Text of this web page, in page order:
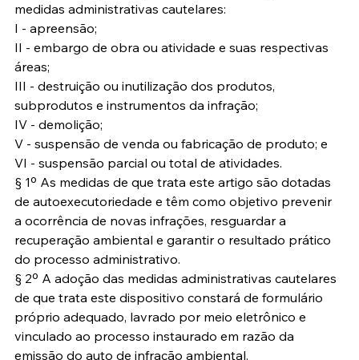
medidas administrativas cautelares:
I - apreensão;
II - embargo de obra ou atividade e suas respectivas
áreas;
III - destruição ou inutilização dos produtos,
subprodutos e instrumentos da infração;
IV - demolição;
V - suspensão de venda ou fabricação de produto; e
VI - suspensão parcial ou total de atividades.
§ 1º As medidas de que trata este artigo são dotadas
de autoexecutoriedade e têm como objetivo prevenir
a ocorrência de novas infrações, resguardar a
recuperação ambiental e garantir o resultado prático
do processo administrativo.
§ 2º A adoção das medidas administrativas cautelares
de que trata este dispositivo constará de formulário
próprio adequado, lavrado por meio eletrônico e
vinculado ao processo instaurado em razão da
emissão do auto de infração ambiental.